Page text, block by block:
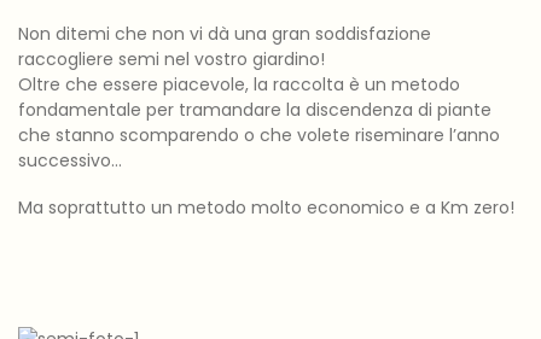
Non ditemi che non vi dà una gran soddisfazione
raccogliere semi nel vostro giardino!
Oltre che essere piacevole, la raccolta è un metodo
fondamentale per tramandare la discendenza di piante
che stanno scomparendo o che volete riseminare l’anno
successivo…
Ma soprattutto un metodo molto economico e a Km zero!